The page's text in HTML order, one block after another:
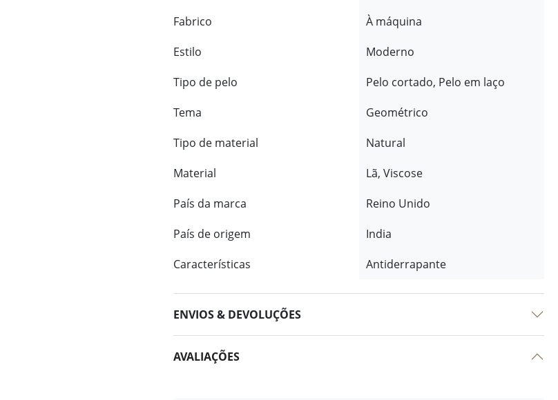
Fabrico
À máquina
Estilo
Moderno
Tipo de pelo
Pelo cortado, Pelo em laço
Tema
Geométrico
Tipo de material
Natural
Material
Lã, Viscose
País da marca
Reino Unido
País de origem
India
Características
Antiderrapante
ENVIOS & DEVOLUÇÕES
AVALIAÇÕES